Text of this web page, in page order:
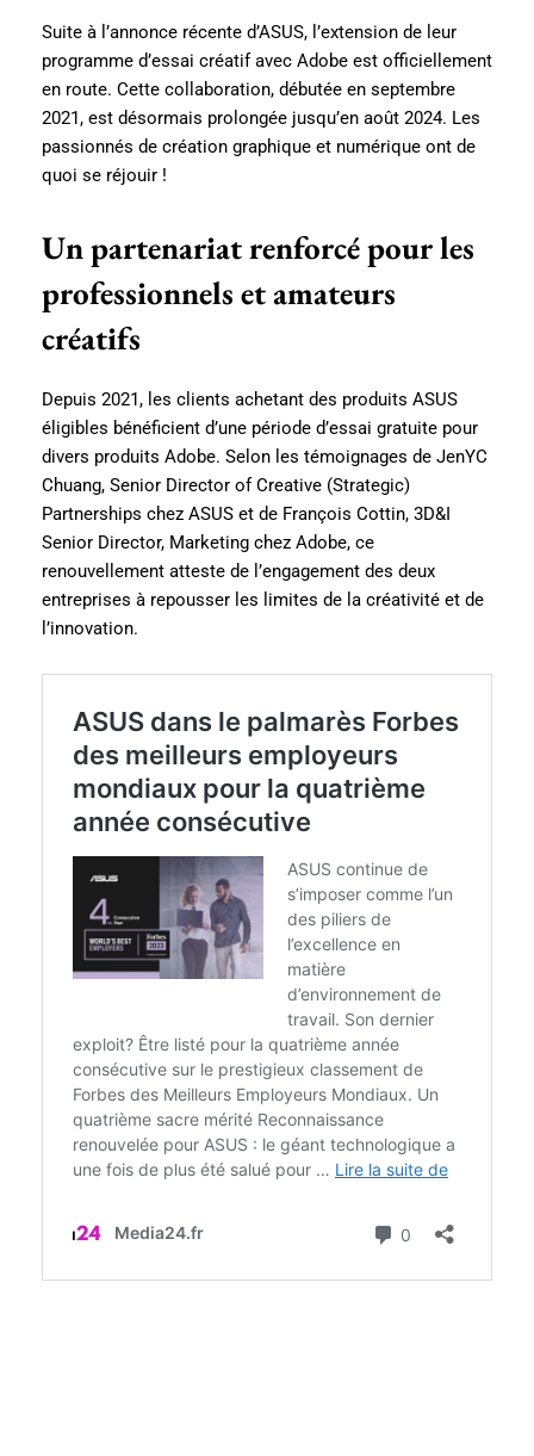
Suite à l’annonce récente d’ASUS, l’extension de leur
programme d’essai créatif avec Adobe est officiellement
en route. Cette collaboration, débutée en septembre
2021, est désormais prolongée jusqu’en août 2024. Les
passionnés de création graphique et numérique ont de
quoi se réjouir !
Un partenariat renforcé pour les
professionnels et amateurs
créatifs
Depuis 2021, les clients achetant des produits ASUS
éligibles bénéficient d’une période d’essai gratuite pour
divers produits Adobe. Selon les témoignages de JenYC
Chuang, Senior Director of Creative (Strategic)
Partnerships chez ASUS et de François Cottin, 3D&I
Senior Director, Marketing chez Adobe, ce
renouvellement atteste de l’engagement des deux
entreprises à repousser les limites de la créativité et de
l’innovation.